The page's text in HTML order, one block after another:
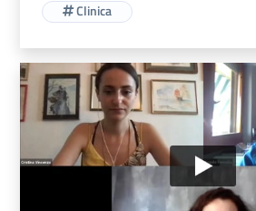
Clinica